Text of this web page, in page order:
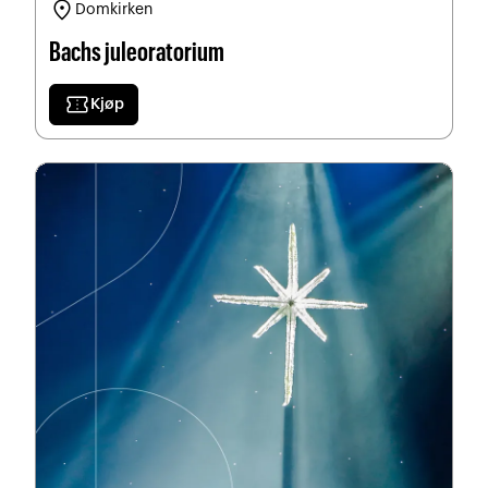
location_on Domkirken
Bachs juleoratorium
confirmation_number Kjøp